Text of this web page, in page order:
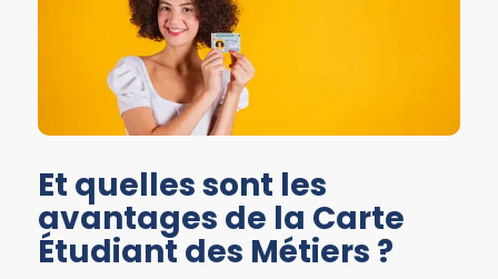
Et quelles sont les
avantages de la Carte
Étudiant des Métiers ?